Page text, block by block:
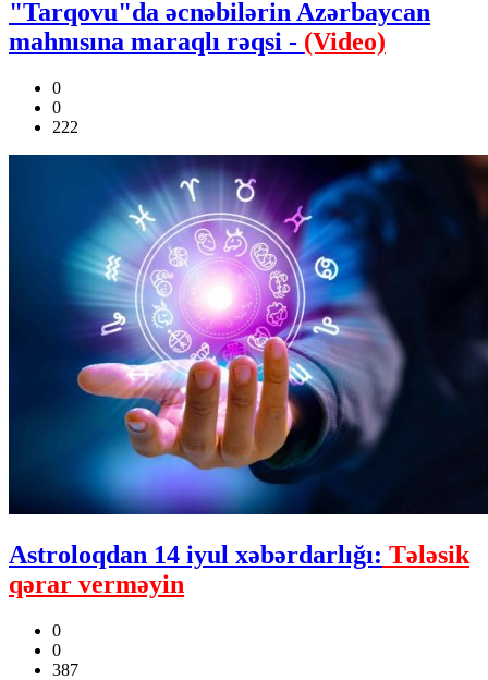
"Tarqovu"da əcnəbilərin Azərbaycan
mahnısına maraqlı rəqsi - (Video)
0
0
222
Astroloqdan 14 iyul xəbərdarlığı: Tələsik
qərar verməyin
0
0
387